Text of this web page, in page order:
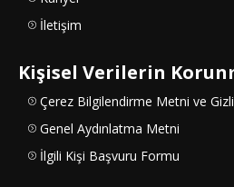
İletişim
Kişisel Verilerin
Çerez Bilgilendirme Metni ve
Genel Aydınlatma Metni
İlgili Kişi Başvuru Formu